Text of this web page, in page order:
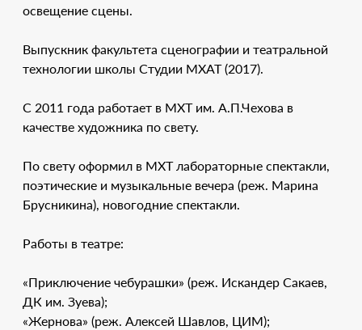
освещение сцены.
Выпускник факультета сценографии и театральной
технологии школы Студии МХАТ (2017).
С 2011 года работает в МХТ им. А.П.Чехова в
качестве художника по свету.
По свету оформил в МХТ лабораторные спектакли,
поэтические и музыкальные вечера (реж. Марина
Брусникина), новогодние спектакли.
Работы в театре:
«Приключение чебурашки» (реж. Искандер Сакаев,
ДК им. Зуева);
«Жернова» (реж. Алексей Шавлов, ЦИМ);